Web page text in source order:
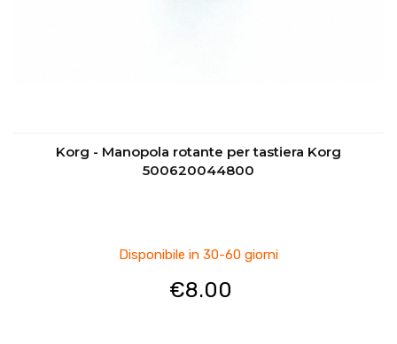
Korg - Manopola rotante per tastiera Korg
500620044800
Disponibile in 30-60 giorni
€8.00